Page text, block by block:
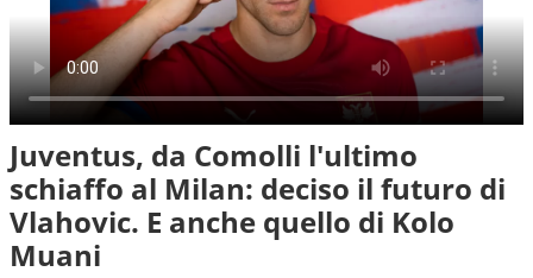
Juventus, da Comolli l'ultimo
schiaffo al Milan: deciso il futuro di
Vlahovic. E anche quello di Kolo
Muani